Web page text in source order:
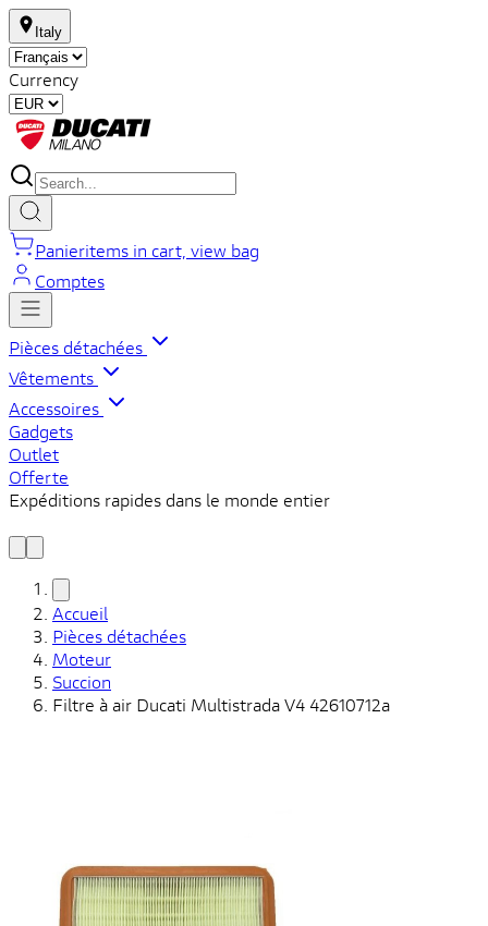
Italy
Currency
Panieritems in cart, view bag
Comptes
Pièces détachées
Vêtements
Accessoires
Gadgets
Outlet
Offerte
Expéditions rapides dans le monde entier
Accueil
Pièces détachées
Moteur
Succion
Filtre à air Ducati Multistrada V4 42610712a